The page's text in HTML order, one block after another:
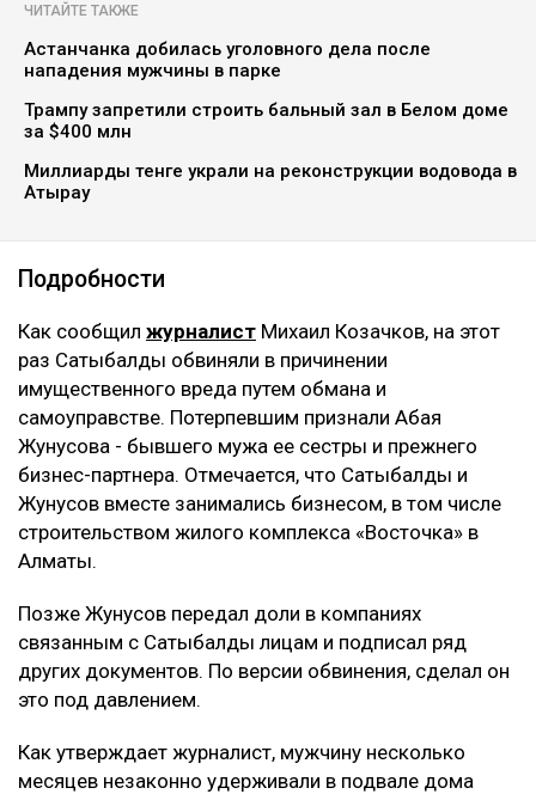
ЧИТАЙТЕ ТАКЖЕ
Астанчанка добилась уголовного дела после
нападения мужчины в парке
Трампу запретили строить бальный зал в Белом доме
за $400 млн
Миллиарды тенге украли на реконструкции водовода в
Атырау
Подробности
Как сообщил журналист Михаил Козачков, на этот
раз Сатыбалды обвиняли в причинении
имущественного вреда путем обмана и
самоуправстве. Потерпевшим признали Абая
Жунусова - бывшего мужа ее сестры и прежнего
бизнес-партнера. Отмечается, что Сатыбалды и
Жунусов вместе занимались бизнесом, в том числе
строительством жилого комплекса «Восточка» в
Алматы.
Позже Жунусов передал доли в компаниях
связанным с Сатыбалды лицам и подписал ряд
других документов. По версии обвинения, сделал он
это под давлением.
Как утверждает журналист, мужчину несколько
месяцев незаконно удерживали в подвале дома